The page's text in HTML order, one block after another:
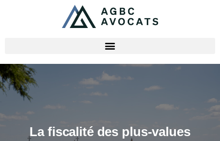
La fiscalité des plus-values